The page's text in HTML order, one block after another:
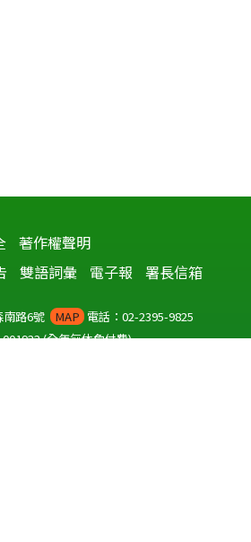
著作權聲明
雙語詞彙 電子報 署長信箱
南路6號 MAP 電話：02-2395-9825
(全年無休免付費)